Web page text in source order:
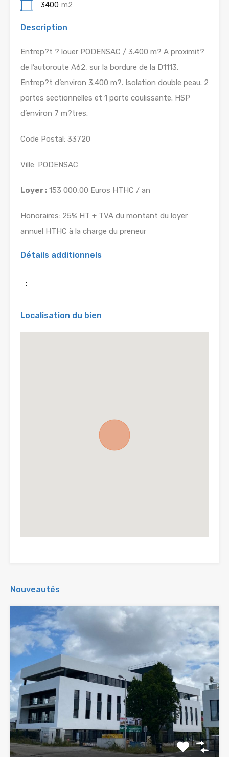
3400 m2
Description
Entrep?t ? louer PODENSAC / 3.400 m? A proximit?
de l’autoroute A62, sur la bordure de la D1113.
Entrep?t d’environ 3.400 m?. Isolation double peau. 2
portes sectionnelles et 1 porte coulissante. HSP
d’environ 7 m?tres.
Code Postal: 33720
Ville: PODENSAC
Loyer : 153 000,00 Euros HTHC / an
Honoraires: 25% HT + TVA du montant du loyer
annuel HTHC à la charge du preneur
Détails additionnels
:
Localisation du bien
Nouveautés